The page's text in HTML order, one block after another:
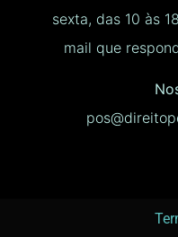
sexta, das 10 às
mail que